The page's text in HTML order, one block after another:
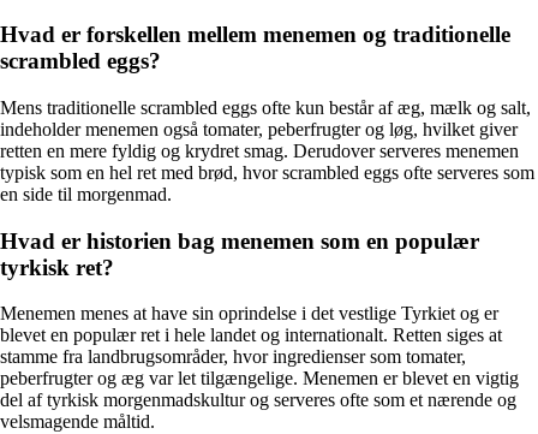
Hvad er forskellen mellem menemen og traditionelle
scrambled eggs?
Mens traditionelle scrambled eggs ofte kun består af æg, mælk og salt,
indeholder menemen også tomater, peberfrugter og løg, hvilket giver
retten en mere fyldig og krydret smag. Derudover serveres menemen
typisk som en hel ret med brød, hvor scrambled eggs ofte serveres som
en side til morgenmad.
Hvad er historien bag menemen som en populær
tyrkisk ret?
Menemen menes at have sin oprindelse i det vestlige Tyrkiet og er
blevet en populær ret i hele landet og internationalt. Retten siges at
stamme fra landbrugsområder, hvor ingredienser som tomater,
peberfrugter og æg var let tilgængelige. Menemen er blevet en vigtig
del af tyrkisk morgenmadskultur og serveres ofte som et nærende og
velsmagende måltid.